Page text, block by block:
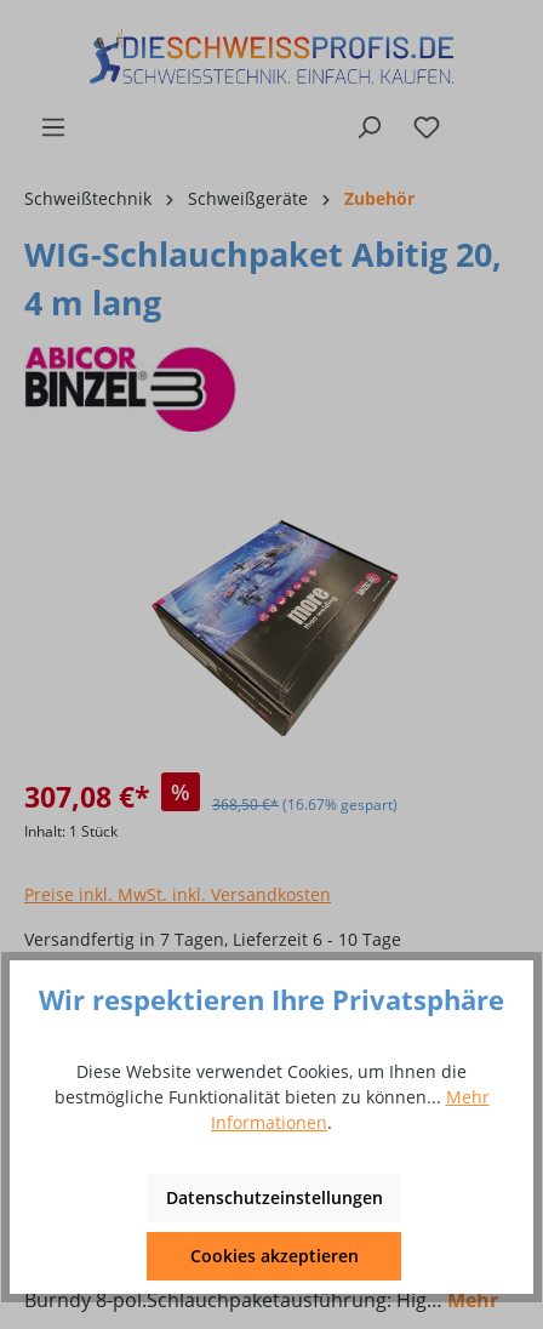
Schweißtechnik Schweißgeräte Zubehör
WIG-Schlauchpaket Abitig 20,
4 m lang
307,08 €* % 368,50 €*(16.67% gespart)
Inhalt: 1 Stück
Preise inkl. MwSt. inkl. Versandkosten
Versandfertig in 7 Tagen, Lieferzeit 6 - 10 Tage
Produkt Anzahl: Gib den gewünschten
In den Warenkorb
Zum Merkzettel hinzufügen
Produktnummer:10022896
Up/Downmaschinenseitiger Anschluss: BSB 35-50
Burndy 8-pol.Schlauchpaketausführung: Hig…Mehr
Wir respektieren Ihre Privatsphäre
Diese Website verwendet Cookies, um Ihnen die
bestmögliche Funktionalität bieten zu können... Mehr
Informationen.
Datenschutzeinstellungen
Cookies akzeptieren